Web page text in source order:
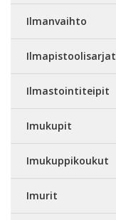
Ilmanvaihto
Ilmapistoolisarjat
Ilmastointiteipit
Imukupit
Imukuppikoukut
Imurit